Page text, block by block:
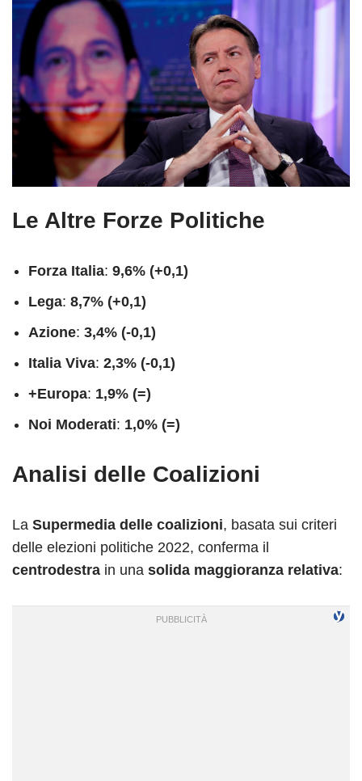
Le Altre Forze Politiche
Forza Italia: 9,6% (+0,1)
Lega: 8,7% (+0,1)
Azione: 3,4% (-0,1)
Italia Viva: 2,3% (-0,1)
+Europa: 1,9% (=)
Noi Moderati: 1,0% (=)
Analisi delle Coalizioni
La Supermedia delle coalizioni, basata sui criteri
delle elezioni politiche 2022, conferma il
centrodestra in una solida maggioranza relativa: